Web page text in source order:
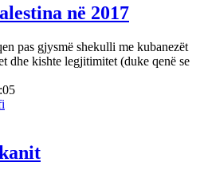
në 2017
pas gjysmë shekulli me kubanezët
dhe kishte legjitimitet (duke qenë se